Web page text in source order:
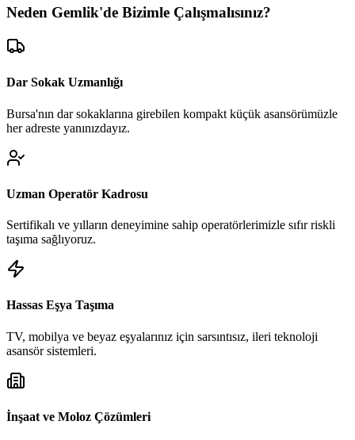
Neden Gemlik'de Bizimle Çalışmalısınız?
Dar Sokak Uzmanlığı
Bursa'nın dar sokaklarına girebilen kompakt küçük asansörümüzle
her adreste yanınızdayız.
Uzman Operatör Kadrosu
Sertifikalı ve yılların deneyimine sahip operatörlerimizle sıfır riskli
taşıma sağlıyoruz.
Hassas Eşya Taşıma
TV, mobilya ve beyaz eşyalarınız için sarsıntısız, ileri teknoloji
asansör sistemleri.
İnşaat ve Moloz Çözümleri